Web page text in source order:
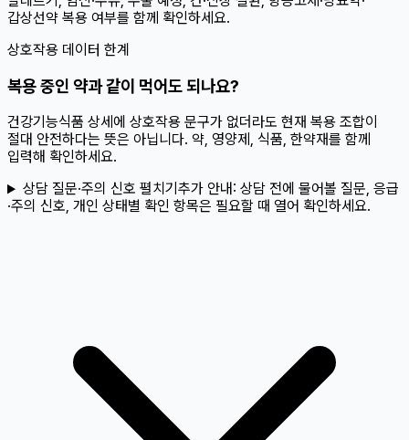
갑상선약 복용 여부를 함께 확인하세요.
상호작용 데이터 한계
복용 중인 약과 같이 먹어도 되나요?
건강기능식품 상세에 상호작용 문구가 없더라도 현재 복용 조합이
절대 안전하다는 뜻은 아닙니다. 약, 영양제, 식품, 한약재를 함께
입력해 확인하세요.
상담 질문·주의 신호 펼치기 추가 안내: 상담 전에 물어볼 질문, 응급
·주의 신호, 개인 상태별 확인 항목은 필요할 때 열어 확인하세요.